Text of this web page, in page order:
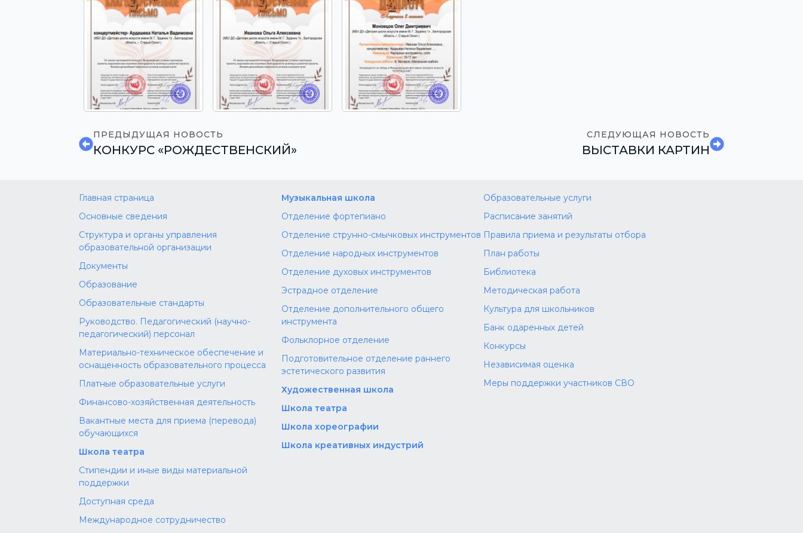
ПРЕДЫДУЩАЯ НОВОСТЬ
КОНКУРС «РОЖДЕСТВЕНСКИЙ»
СЛЕДУЮЩАЯ НОВОСТЬ
ВЫСТАВКИ КАРТИН
Главная страница
Основные сведения
Структура и органы управления
образовательной организации
Документы
Образование
Образовательные стандарты
Руководство. Педагогический (научно-
педагогический) персонал
Материально-техническое обеспечение и
оснащенность образовательного процесса
Платные образовательные услуги
Финансово-хозяйственная деятельность
Вакантные места для приема (перевода)
обучающихся
Школа театра
Стипендии и иные виды материальной
поддержки
Доступная среда
Международное сотрудничество
Музыкальная школа
Отделение фортепиано
Отделение струнно-смычковых инструментов
Отделение народных инструментов
Отделение духовых инструментов
Эстрадное отделение
Отделение дополнительного общего
инструмента
Фольклорное отделение
Подготовительное отделение раннего
эстетического развития
Художественная школа
Школа‌‌‌‌ театра
Школа хореографии
Школа креативных индустрий
Образовательные услуги
Расписание занятий
Правила приема и результаты отбора
План работы
Библиотека
Методическая работа
Культура для школьников
Банк одаренных детей
Конкурсы
Независимая оценка
Меры поддержки участников СВО